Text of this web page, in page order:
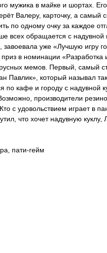
мужика в майке и шортах.
Валеру, карточку, а
по одному очку за каждое
всех обращается с
завоевала уже «Лучшую
приз в номинации
мемов. Первый, самый
Павлик», который называл
по кафе и городу с надувной
производители
с удовольствием играет
что хочет надувную
пати-гейм